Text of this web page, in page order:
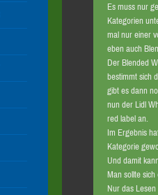
Es muss nur
Kategorien
mal nur einer
eben auch
Der Blended
bestimmt sich
gibt es dann
nun der Lidl
red label an.
Im Ergebnis
Kategorie
Und damit
Man sollte
Nur das